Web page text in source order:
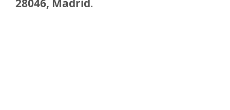
28046, Madrid.